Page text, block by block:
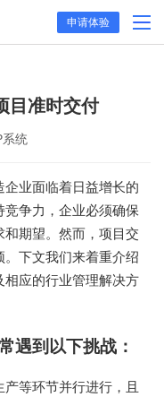
申请体验
目准时交付
系统
业面临着日益增长的
争力，企业必须确保
期望。然而，项目交
下文我们来着重介绍
相应的行业管理解决方
遇到以下挑战：
等环节并行进行，且